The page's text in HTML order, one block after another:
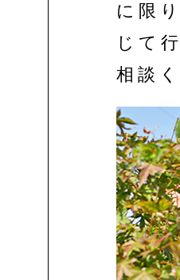
に限
じて
相談